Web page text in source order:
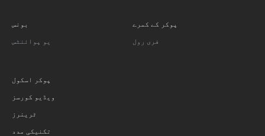
بونس
یو پوائنٹس
پوکر کے کمرے
فری رول
پوکر اسکول
ویڈیو کورسز
ٹرینرز
تکنیکی مدد